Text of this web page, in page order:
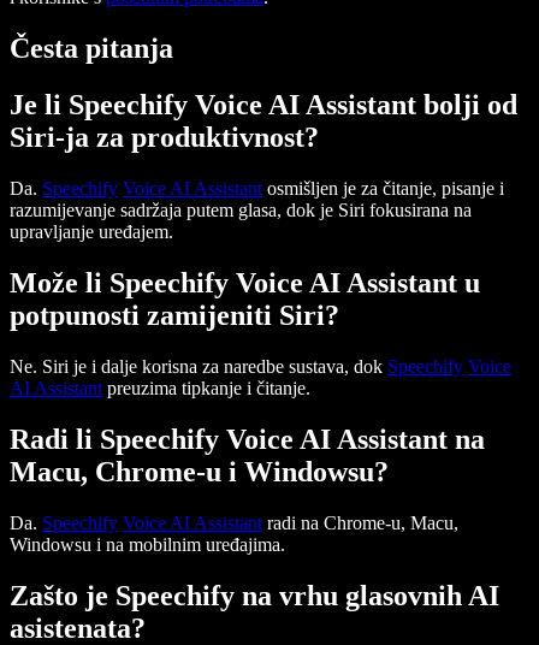
Česta pitanja
Je li Speechify Voice AI Assistant bolji od
Siri-ja za produktivnost?
Da. Speechify Voice AI Assistant osmišljen je za čitanje, pisanje i
razumijevanje sadržaja putem glasa, dok je Siri fokusirana na
upravljanje uređajem.
Može li Speechify Voice AI Assistant u
potpunosti zamijeniti Siri?
Ne. Siri je i dalje korisna za naredbe sustava, dok Speechify Voice
AI Assistant preuzima tipkanje i čitanje.
Radi li Speechify Voice AI Assistant na
Macu, Chrome-u i Windowsu?
Da. Speechify Voice AI Assistant radi na Chrome-u, Macu,
Windowsu i na mobilnim uređajima.
Zašto je Speechify na vrhu glasovnih AI
asistenata?